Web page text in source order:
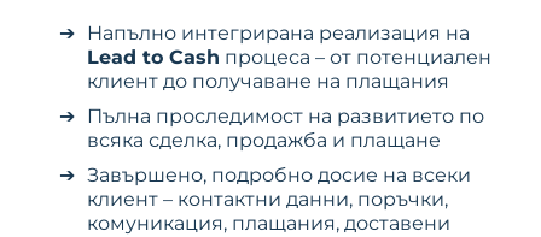
Напълно интегрирана реализация на
Lead to Cash процеса – от потенциален
клиент до получаване на плащания
Пълна проследимост на развитието по
всяка сделка, продажба и плащане
Завършено, подробно досие на всеки
клиент – контактни данни, поръчки,
комуникация, плащания, доставени